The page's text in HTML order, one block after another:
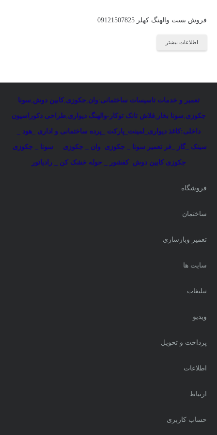
فروش بست والهنگ کهلر 09121507825
اطلاعات بیشتر
تعمیر و خدمات تاسیسات ساختمانی:وان جکوزی ,کابین دوش سونا
جکوزی سونا بخار فلاش تانک توکار-والهنگ دیواری ,طراحی دکوراسیون
داخلی:کاغذ دیواری_لمینت_پارکت _پرده ساختمانی و اداری _هود _
سینک _گاز _فر تعمیر سونا _ جکوزی وان _ جکوزی سونا _ جکوزی
جکوزی کابین دوش کفشور _ حوله خشک کن _ رادیاتور
فروشگاه
ساختمان
تعمیر وبازسازی
سایت ها
تبلیغات
ویدیو
پرداخت و تحویل
اطلاعات
ارتباط
حساب کاربری